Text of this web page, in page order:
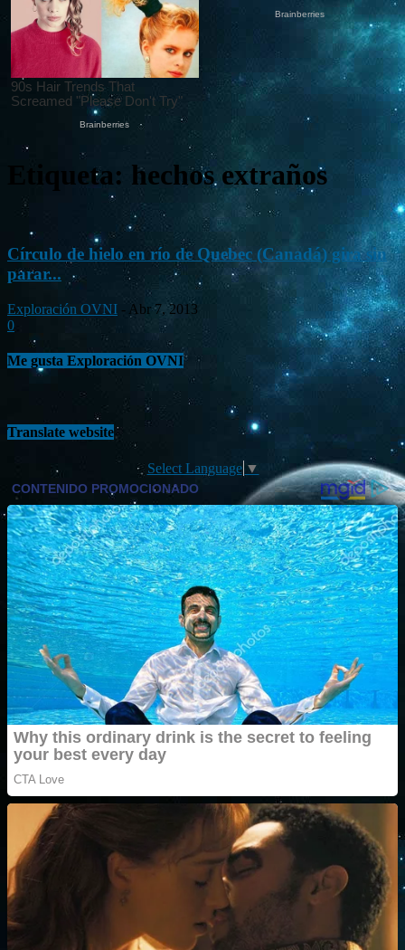
Etiqueta: hechos extraños
Círculo de hielo en río de Quebec (Canadá) gira sin
parar...
Exploración OVNI - Abr 7, 2013
0
Me gusta Exploración OVNI
Translate website
Select Language ▼